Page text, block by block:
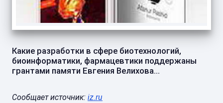
Какие разработки в сфере биотехнологий,
биоинформатики, фармацевтики поддержаны
грантами памяти Евгения Велихова...
Сообщает источник: iz.ru